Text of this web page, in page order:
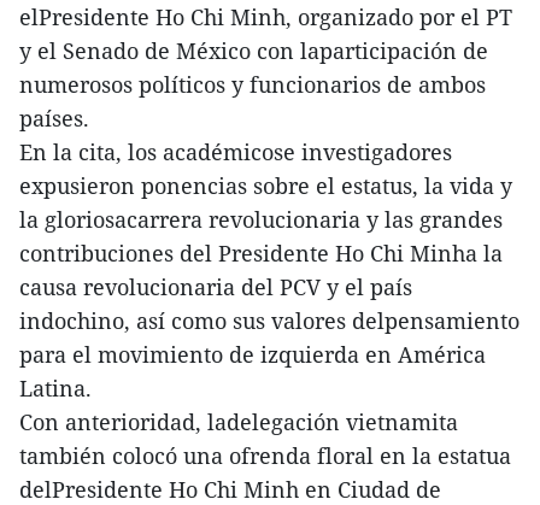
elPresidente Ho Chi Minh, organizado por el PT
y el Senado de México con laparticipación de
numerosos políticos y funcionarios de ambos
países.
En la cita, los académicose investigadores
expusieron ponencias sobre el estatus, la vida y
la gloriosacarrera revolucionaria y las grandes
contribuciones del Presidente Ho Chi Minha la
causa revolucionaria del PCV y el país
indochino, así como sus valores delpensamiento
para el movimiento de izquierda en América
Latina.
Con anterioridad, ladelegación vietnamita
también colocó una ofrenda floral en la estatua
delPresidente Ho Chi Minh en Ciudad de